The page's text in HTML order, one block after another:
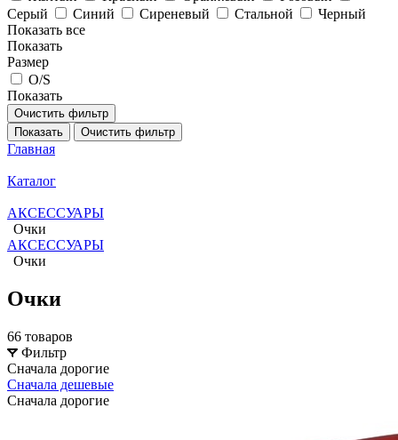
Серый
Синий Сиреневый Стальной
Черный
Показать все
Показать
Размер
O/S
Показать
Очистить фильтр
Показать
Очистить фильтр
Главная
Каталог
АКСЕССУАРЫ
Очки
АКСЕССУАРЫ
Очки
Очки
66 товаров
Фильтр
Сначала дорогие
Сначала дешевые
Сначала дорогие